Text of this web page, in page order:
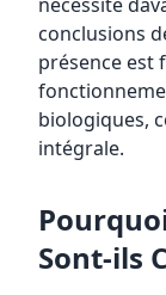
conclusions
présence est
biologiques,
intégrale.
Sont-ils